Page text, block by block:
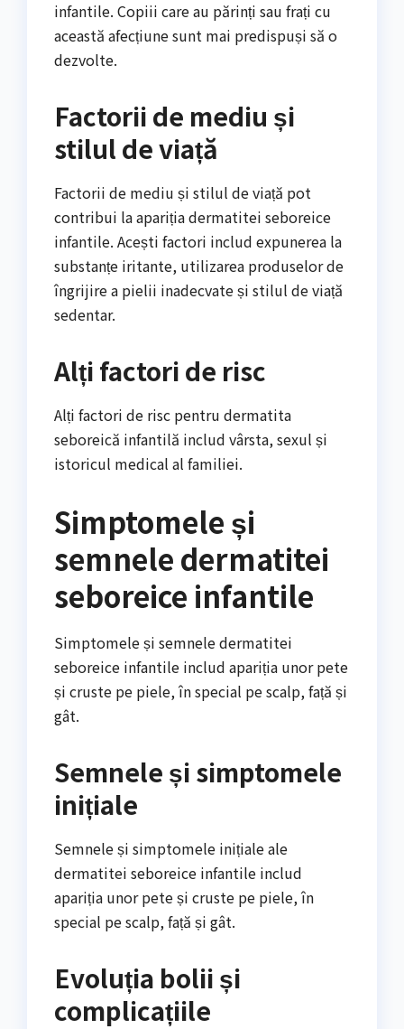
infantile. Copiii care au părinți sau frați cu
această afecțiune sunt mai predispuși să o
dezvolte.
Factorii de mediu și
stilul de viață
Factorii de mediu și stilul de viață pot
contribui la apariția dermatitei seboreice
infantile. Acești factori includ expunerea la
substanțe iritante, utilizarea produselor de
îngrijire a pielii inadecvate și stilul de viață
sedentar.
Alți factori de risc
Alți factori de risc pentru dermatita
seboreică infantilă includ vârsta, sexul și
istoricul medical al familiei.
Simptomele și
semnele dermatitei
seboreice infantile
Simptomele și semnele dermatitei
seboreice infantile includ apariția unor pete
și cruste pe piele, în special pe scalp, față și
gât.
Semnele și simptomele
inițiale
Semnele și simptomele inițiale ale
dermatitei seboreice infantile includ
apariția unor pete și cruste pe piele, în
special pe scalp, față și gât.
Evoluția bolii și
complicațiile